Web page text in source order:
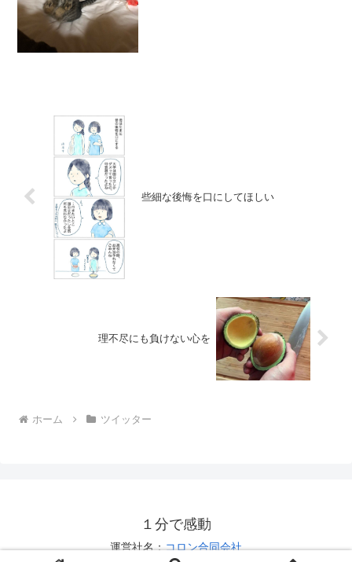
些細な後悔を口にしてほしい
理不尽にも負けない心を
ホーム ツイッター
１分で感動
運営社名：コロン合同会社